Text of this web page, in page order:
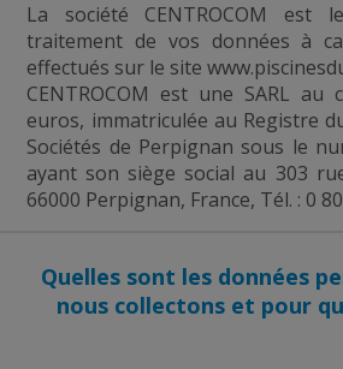
La société CENTROCOM est
traitement de vos données à
effectués sur le site
CENTROCOM est une SARL au
euros, immatriculée au Registre
Sociétés de Perpignan sous le
ayant son siège social au 303
66000 Perpignan, France, Tél. : 0
Quelles sont les données
nous collectons et pour